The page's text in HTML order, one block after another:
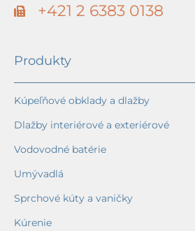
+421 2 6383 0138
Produkty
Kúpeľňové obklady a dlažby
Dlažby interiérové a exteriérové
Vodovodné batérie
Umývadlá
Sprchové kúty a vaničky
Kúrenie